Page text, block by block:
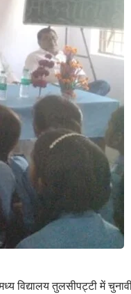
विद्यालय तुलसीपट्टी में